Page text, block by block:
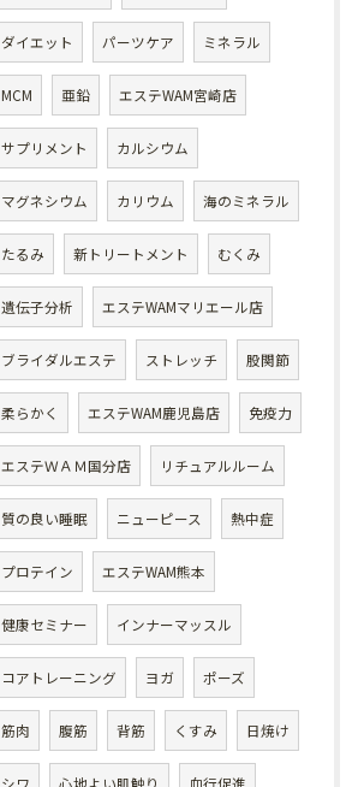
ダイエット パーツケア ミネラル
MCM 亜鉛 エステWAM宮崎店
サプリメント カルシウム
マグネシウム カリウム 海のミネラル
たるみ 新トリートメント むくみ
遺伝子分析 エステWAMマリエール店
ブライダルエステ ストレッチ 股関節
柔らかく エステWAM鹿児島店 免疫力
エステＷＡＭ国分店 リチュアルルーム
質の良い睡眠 ニューピース 熱中症
プロテイン エステWAM熊本
健康セミナー インナーマッスル
コアトレーニング ヨガ ポーズ
筋肉 腹筋 背筋 くすみ 日焼け